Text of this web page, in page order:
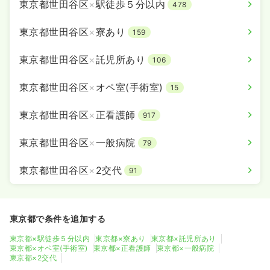
東京都世田谷区×駅徒歩５分以内 478
東京都世田谷区×寮あり 159
東京都世田谷区×託児所あり 106
東京都世田谷区× オペ室(手術室) 15
東京都世田谷区× 正看護師 917
東京都世田谷区×一般病院 79
東京都世田谷区× 2交代 91
東京都で条件を追加する
東京都×駅徒歩５分以内 東京都×寮あり
東京都×託児所あり
東京都×オペ室(手術室)
東京都×正看護師
東京都×一般病院
東京都×2交代